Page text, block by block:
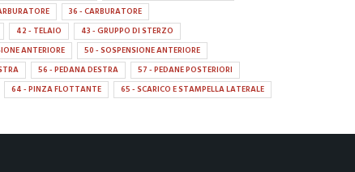
36 - CARBURATORE
42 - TELAIO
43 - GRUPPO DI STERZO
ANTERIORE
50 - SOSPENSIONE ANTERIORE
56 - PEDANA DESTRA
57 - PEDANE POSTERIORI
64 - PINZA FLOTTANTE
65 - SCARICO E STAMPELLA LATERALE